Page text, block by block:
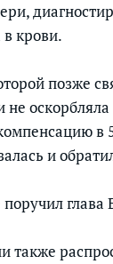
крови.
позже
в
и
глава